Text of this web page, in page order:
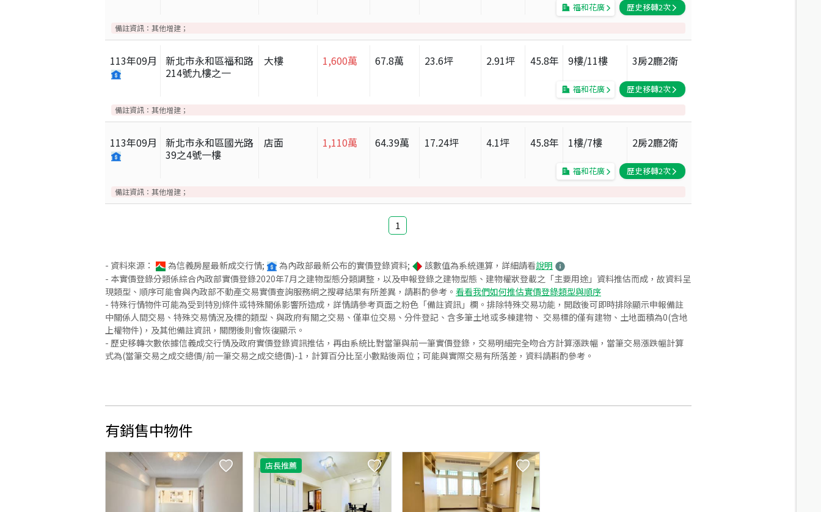
福和花廣 歷史移轉2次
備註資訊： 其他增建；
113年09月
新北市永和區福和路
214號九樓之一
大樓 1,600萬 67.8萬 23.6坪 2.91坪 45.8年 9樓/11樓 3房2廳2衛
福和花廣 歷史移轉2次
備註資訊： 其他增建；
113年09月
新北市永和區國光路
39之4號一樓
店面 1,110萬 64.39萬 17.24坪 4.1坪 45.8年 1樓/7樓 2房2廳2衛
福和花廣 歷史移轉2次
備註資訊： 其他增建；
1
- 資料來源： 為信義房屋最新成交行情; 為內政部最新公布的實價登錄資料; 該數值為系統運算，詳細請看說明
- 本實價登錄分類係綜合內政部實價登錄2020年7月之建物型態分類調整，以及申報登錄之建物型態、建物權狀登載之「主要用途」資料推估而成，故資料呈
現類型、順序可能會與內政部不動產交易實價查詢服務網之搜尋結果有所差異，請斟酌參考。 看看我們如何推估實價登錄類型與順序
- 特殊行情物件可能為受到特別條件或特殊關係影響所造成，詳情請參考頁面之粉色「備註資訊」欄。排除特殊交易功能，開啟後可即時排除顯示申報備註
中關係人間交易、特殊交易情況及標的類型、與政府有關之交易、僅車位交易、分件登記、含多筆土地或多棟建物、 交易標的僅有建物、土地面積為0(含地
上權物件)，及其他備註資訊，關閉後則會恢復顯示。
- 歷史移轉次數依據信義成交行情及政府實價登錄資訊推估，再由系統比對當筆與前一筆實價登錄，交易明細完全吻合方計算漲跌幅，當筆交易漲跌幅計算
式為(當筆交易之成交總價/前一筆交易之成交總價)-1，計算百分比至小數點後兩位；可能與實際交易有所落差，資料請斟酌參考。
有銷售中物件
店長推薦